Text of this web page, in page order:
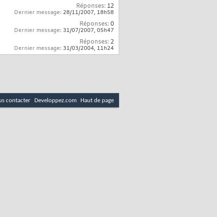
Réponses: 12
Dernier message: 28/11/2007, 18h58
Réponses:0
Dernier message: 31/07/2007, 05h47
Réponses: 2
Dernier message: 31/03/2004, 11h24
contacter Developpez.com Haut de page